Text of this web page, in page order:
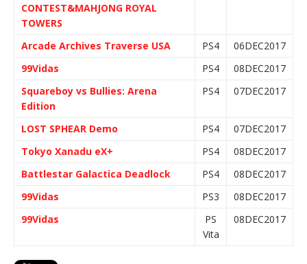
CONTEST&MAHJONG ROYAL
TOWERS
Arcade Archives Traverse USA PS4
06DEC2017
99Vidas
PS4
08DEC2017
Squareboy vs Bullies: Arena
Edition
PS4 07DEC2017
LOST SPHEAR Demo PS4
07DEC2017
Tokyo Xanadu eX+
PS4
08DEC2017
Battlestar Galactica Deadlock
PS4
08DEC2017
99Vidas
PS3
08DEC2017
99Vidas
PS
Vita
08DEC2017